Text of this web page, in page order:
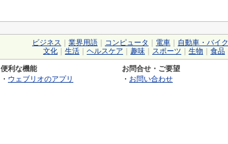
ビジネス 業界用語 コンピュータ 電車 自動車・バイク
文化
生活 ヘルスケア 趣味 スポーツ 生物 食品
便利な機能
・ ウェブリオのアプリ
お問合せ・ご要望
・ お問い合わせ